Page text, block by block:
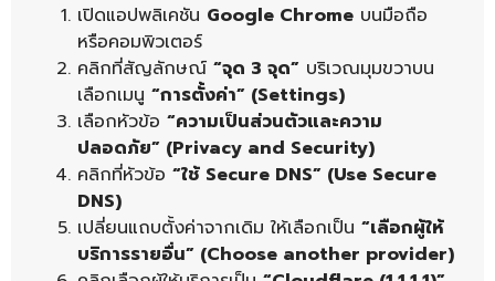
เปิดแอปพลิเคชัน Google Chrome บนมือถือ
หรือคอมพิวเตอร์
คลิกที่สัญลักษณ์ “จุด 3 จุด” บริเวณมุมขวาบน
เลือกเมนู “การตั้งค่า” (Settings)
เลือกหัวข้อ “ความเป็นส่วนตัวและความ
ปลอดภัย” (Privacy and Security)
คลิกที่หัวข้อ “ใช้ Secure DNS” (Use Secure
DNS)
เปลี่ยนแถบตั้งค่าจากเดิม ให้เลือกเป็น “เลือกผู้ให้
บริการรายอื่น” (Choose another provider)